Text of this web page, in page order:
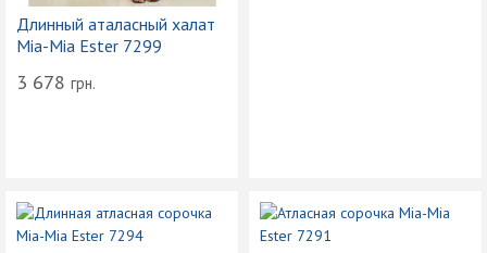
Длинный аталасный халат
Mia-Mia Ester 7299
3 678 грн.